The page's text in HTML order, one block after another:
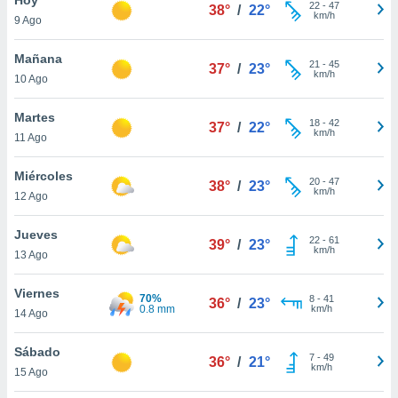
y
en
más
de
9 Ago
38° / 22° 22- 47
km/h
Mañana
10 Ago
37° / 23° 21 - 45
km/h
Martes
11 Ago
37° / 22° 18- 42
km/h
Miércoles
12 Ago
38° / 23° 20- 47
km/h
Jueves
13 Ago
39° / 23° 22- 61
km/h
Viernes
14 Ago
70%
0.8 mm
36° / 23° 8- 41
km/h
Sábado
15 Ago
36° / 21° 7- 49
km/h